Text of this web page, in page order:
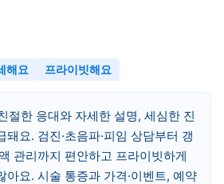
해요 프라이빗해요
절한 응대와 자세한 설명, 세심한 진
요. 검진·초음파·피임 상담부터 갱
관리까지 편안하고 프라이빗하게
아요. 시술 통증과 가격·이벤트, 예약